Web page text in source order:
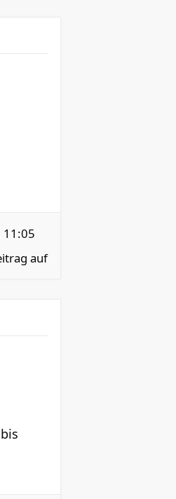
auf